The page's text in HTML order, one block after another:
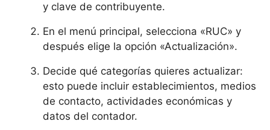
y clave de contribuyente.
En el menú principal, selecciona «RUC» y
después elige la opción «Actualización».
Decide qué categorías quieres actualizar:
esto puede incluir establecimientos, medios
de contacto, actividades económicas y
datos del contador.